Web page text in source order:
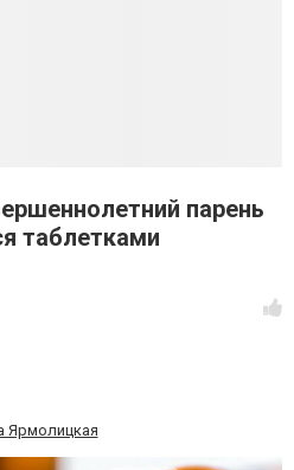
парень
таблетками
Ярмолицкая